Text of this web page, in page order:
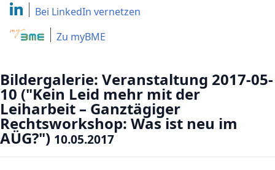
Bei LinkedIn vernetzen
Zu myBME
Bildergalerie: Veranstaltung 2017-05-
10 ("Kein Leid mehr mit der
Leiharbeit – Ganztägiger
Rechtsworkshop: Was ist neu im
AÜG?") 10.05.2017